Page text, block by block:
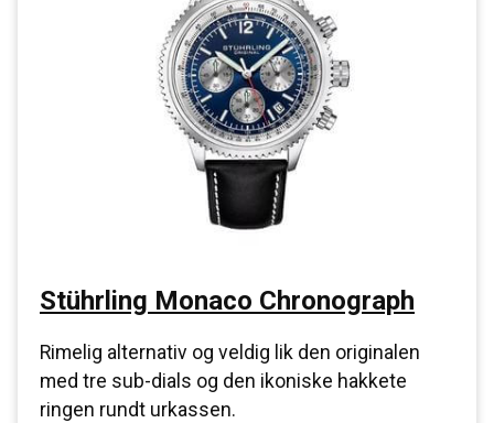
Stührling Monaco Chronograph
Rimelig alternativ og veldig lik den originalen
med tre sub-dials og den ikoniske hakkete
ringen rundt urkassen.